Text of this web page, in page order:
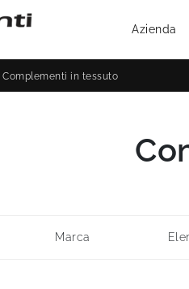
Azienda
Complementi in tessuto
Marca